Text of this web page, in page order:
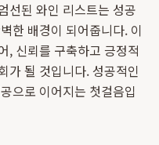
선된 와인 리스트는 성공
한 배경이 되어줍니다. 이
, 신뢰를 구축하고 긍정적
가 될 것입니다. 성공적인
으로 이어지는 첫걸음입